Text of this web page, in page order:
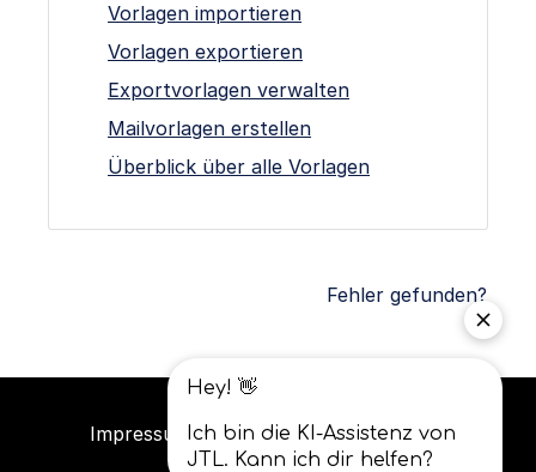
Vorlagen importieren
Vorlagen exportieren
Exportvorlagen verwalten
Mailvorlagen erstellen
Überblick über alle Vorlagen
Fehler gefunden?
Impressum Datenschutz AGB